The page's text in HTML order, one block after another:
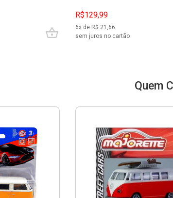
R$129,99
6x de R$ 21,66
sem juros no cartão
Quem